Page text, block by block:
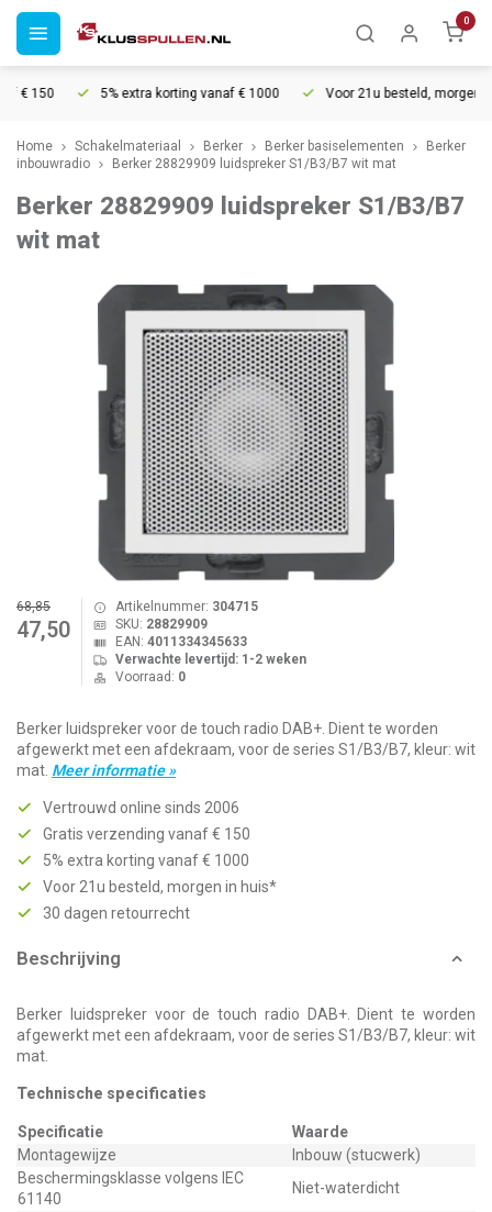
0
150 5% extra korting vanaf € 1000 Voor 21u besteld, morgen in
Home Schakelmateriaal Berker Berker basiselementen
Berker
inbouwradio
Berker 28829909 luidspreker S1/B3/B7 wit mat
Berker 28829909 luidspreker S1/B3/B7
wit mat
68,85
47,50
Artikelnummer: 304715
SKU: 28829909
EAN: 4011334345633
Verwachte levertijd: 1-2 weken
Voorraad: 0
Berker luidspreker voor de touch radio DAB+. Dient te worden
afgewerkt met een afdekraam, voor de series S1/B3/B7, kleur: wit
mat. Meer informatie »
Vertrouwd online sinds 2006
Gratis verzending vanaf € 150
5% extra korting vanaf € 1000
Voor 21u besteld, morgen in huis*
30 dagen retourrecht
Beschrijving
Berker luidspreker voor de touch radio DAB+. Dient te worden
afgewerkt met een afdekraam, voor de series S1/B3/B7, kleur: wit
mat.
Technische specificaties
Specificatie
Waarde
Montagewijze
Inbouw (stucwerk)
Beschermingsklasse volgens IEC
61140
Niet-waterdicht